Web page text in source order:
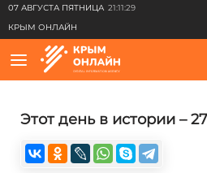
07 АВГУСТА ПЯТНИЦА 21:11:29
КРЫМ ОНЛАЙН
Этот день в истории –